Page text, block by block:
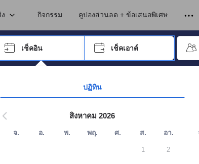
กิจกรรม คูปองส่วนลด + ข้อเสนอพิเศษ
เลื่อนหาคำที่ต้องการ แล้วกดปุ่ม Enter เพื่อเลือก
เช็คอิน เช็คเอาต์
Enter เพื่อเลือกวันที่ ใช้ปุ่มลูกศรเพื่อเลือกวันเช็คอินและเช็คเอาต์ เ
ปฏิทิน
สิงหาคม 2026
จ. อ. พ. พฤ. ศ. ส. อา.
1 2
เซอร์วิส อพาร์ตเมนต์
คะแนนรีวิวและความคิดเห็นที่แสดงบนอโกด้า จึงมาจากประส